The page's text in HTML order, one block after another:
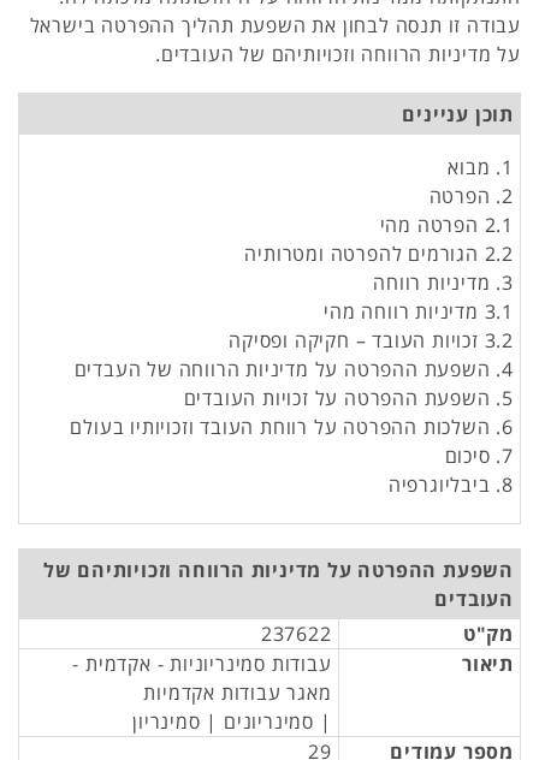
עבודה זו תנסה לבחון את השפעת תהליך ההפרטה בישראל
על מדיניות הרווחה וזכויותיהם של העובדים.
תוכן עניינים
1. מבוא
2. הפרטה
2.1 הפרטה מהי
2.2 הגורמים להפרטה ומטרותיה
3. מדיניות רווחה
3.1 מדיניות רווחה מהי
3.2 זכויות העובד – חקיקה ופסיקה
4. השפעת ההפרטה על מדיניות הרווחה של העבדים
5. השפעת ההפרטה על זכויות העובדים
6. השלכות ההפרטה על רווחת העובד וזכויותיו בעולם
7. סיכום
8. ביבליוגרפיה
השפעת ההפרטה על מדיניות הרווחה וזכויותיהם של
העובדים
מק"ט
237622
תיאור
עבודות סמינריוניות - אקדמית -
מאגר עבודות אקדמיות
| סמינריונים | סמינריון
מספר עמודים
29